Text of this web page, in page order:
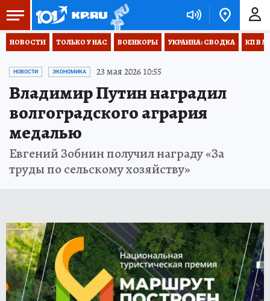
НОВОСТИ ТОЛЬКО У НАС ВОЕНКОРЫ УКРАИНА: СВОДКА КП В
НОВОСТИ ЭКОНОМИКА 23 мая 2026 10:55
Владимир Путин наградил
волгоградского агрария
медалью
Евгений Зобнин получил награду «За
труды по сельскому хозяйству»